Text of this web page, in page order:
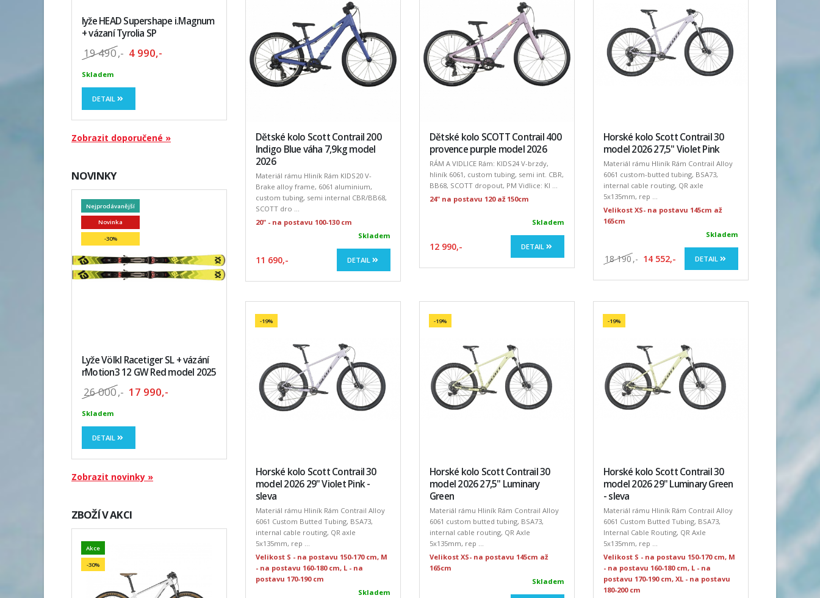
lyže HEAD Supershape i.Magnum
+ vázaní Tyrolia SP
19 490,- 4 990,-
Skladem
DETAIL
Zobrazit doporučené »
NOVINKY
Nejprodávanější
Novinka
-30%
Lyže Völkl Racetiger SL + vázání
rMotion3 12 GW Red model 2025
26 000,- 17 990,-
Skladem
DETAIL
Zobrazit novinky »
ZBOŽÍ V AKCI
Akce
-30%
Dětské kolo Scott Contrail 200
Indigo Blue váha 7,9kg model
2026
Materiál rámu Hliník Rám KIDS20 V-
Brake alloy frame, 6061 aluminium,
custom tubing, semi internal CBR/BB68,
SCOTT dro ...
20" - na postavu 100-130 cm
Skladem
11 690,- DETAIL
Dětské kolo SCOTT Contrail 400
provence purple model 2026
RÁM A VIDLICE Rám: KIDS24 V-brzdy,
hliník 6061, custom tubing, semi int. CBR,
BB68, SCOTT dropout, PM Vidlice: KI ...
24" na postavu 120 až 150cm
Skladem
12 990,- DETAIL
Horské kolo Scott Contrail 30
model 2026 27,5" Violet Pink
Materiál rámu Hliník Rám Contrail Alloy
6061 custom-butted tubing, BSA73,
internal cable routing, QR axle
5x135mm, rep ...
Velikost XS- na postavu 145cm až
165cm
Skladem
18 190 ,- 14 552,- DETAIL
-19%
Horské kolo Scott Contrail 30
model 2026 29" Violet Pink -
sleva
Materiál rámu Hliník Rám Contrail Alloy
6061 Custom Butted Tubing, BSA73,
internal cable routing, QR axle
5x135mm, rep ...
Velikost S - na postavu 150-170 cm, M
- na postavu 160-180 cm, L - na
postavu 170-190 cm
Skladem
-19%
Horské kolo Scott Contrail 30
model 2026 27,5" Luminary
Green
Materiál rámu Hliník Rám Contrail Alloy
6061 custom butted tubing, BSA73,
internal cable routing, QR Axle
5x135mm, rep ...
Velikost XS- na postavu 145cm až
165cm
Skladem
-19%
Horské kolo Scott Contrail 30
model 2026 29" Luminary Green
- sleva
Materiál rámu Hliník Rám Contrail Alloy
6061 Custom Butted Tubing, BSA73,
Internal Cable Routing, QR Axle
5x135mm, rep ...
Velikost S - na postavu 150-170 cm, M
- na postavu 160-180 cm, L - na
postavu 170-190 cm, XL - na postavu
180-200 cm